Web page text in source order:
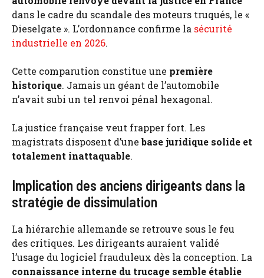
dans le cadre du scandale des moteurs truqués, le «
Dieselgate ». L’ordonnance confirme la sécurité
industrielle en 2026.
Cette comparution constitue une première
historique. Jamais un géant de l’automobile
n’avait subi un tel renvoi pénal hexagonal.
La justice française veut frapper fort. Les
magistrats disposent d’unebase juridique solide et
totalement inattaquable.
Implication des anciens dirigeants dans la
stratégie de dissimulation
La hiérarchie allemande se retrouve sous le feu
des critiques. Les dirigeants auraient validé
l’usage du logiciel frauduleux dès la conception. La
connaissance interne du trucage semble établie